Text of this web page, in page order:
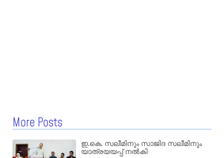
More Posts
ഇ.കെ. സലീമിനും സാജിദ സലീമിനും
യാത്രയയപ്പ് നൽകി